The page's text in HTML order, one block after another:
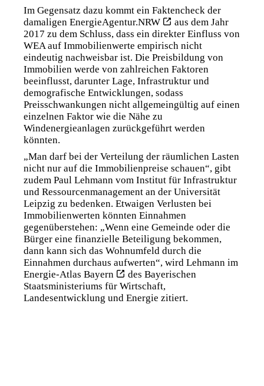
Im Gegensatz dazu kommt ein Faktencheck der
damaligen EnergieAgentur.NRW
aus dem Jahr
2017 zu dem Schluss, dass ein direkter Einfluss von
WEA auf Immobilienwerte empirisch nicht
eindeutig nachweisbar ist. Die Preisbildung von
Immobilien werde von zahlreichen Faktoren
beeinflusst, darunter Lage, Infrastruktur und
demografische Entwicklungen, sodass
Preisschwankungen nicht allgemeingültig auf einen
einzelnen Faktor wie die Nähe zu
Windenergieanlagen zurückgeführt werden
könnten.
„Man darf bei der Verteilung der räumlichen Lasten
nicht nur auf die Immobilienpreise schauen“, gibt
zudem Paul Lehmann vom Institut für Infrastruktur
und Ressourcenmanagement an der Universität
Leipzig zu bedenken. Etwaigen Verlusten bei
Immobilienwerten könnten Einnahmen
gegenüberstehen: „Wenn eine Gemeinde oder die
Bürger eine finanzielle Beteiligung bekommen,
dann kann sich das Wohnumfeld durch die
Einnahmen durchaus aufwerten“, wird Lehmann im
Energie-Atlas Bayern
des Bayerischen
Staatsministeriums für Wirtschaft,
Landesentwicklung und Energie zitiert.